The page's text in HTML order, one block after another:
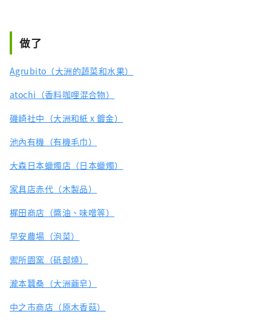
做了
Agrubito（大洲的蔬菜和水果）
atochi（香料咖哩混合物）
磯崎社中（大洲和紙 x 鍍金）
池內有機（有機毛巾）
大森日本蠟燭店（日本蠟燭）
家具店赤代（木製品）
梶田商店（醬油、味噌等）
早安農場（泡菜）
禦所園窯（砥部燒）
瀧本蠶桑（大洲繭皂）
中之市商店（原木香菇）